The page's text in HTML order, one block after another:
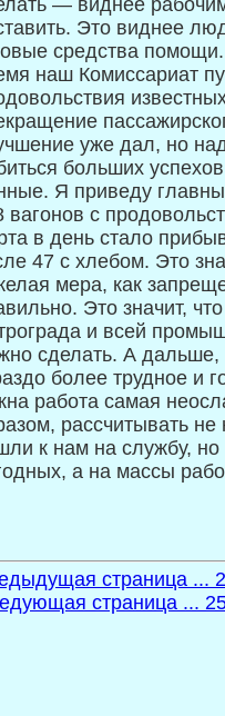
— виднее
Это виднее
средства
наш Комиссариат
уже дал, но
больших
Я приведу
вагонов с
в день стало
47 с хлебом. Это
мера, как
Это значит,
и всей
сделать. А дальше,
более трудное и
работа самая
рассчитывать не
к нам на службу, но
а на массы
страница ...
страница ...